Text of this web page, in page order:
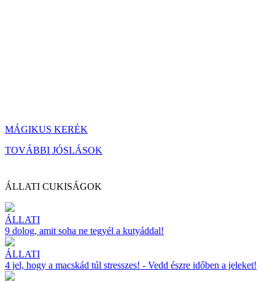
MÁGIKUS KERÉK
TOVÁBBI JÓSLÁSOK
ÁLLATI CUKISÁGOK
ÁLLATI
9 dolog, amit soha ne tegyél a kutyáddal!
ÁLLATI
4 jel, hogy a macskád túl stresszes! - Vedd észre időben a jeleket!